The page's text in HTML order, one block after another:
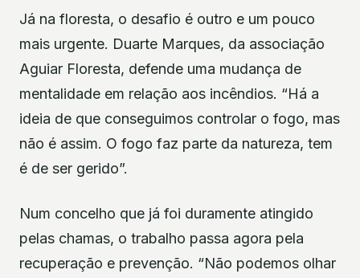
Já na floresta, o desafio é outro e um pouco
mais urgente. Duarte Marques, da associação
Aguiar Floresta, defende uma mudança de
mentalidade em relação aos incêndios. “Há a
ideia de que conseguimos controlar o fogo, mas
não é assim. O fogo faz parte da natureza, tem
é de ser gerido”.
Num concelho que já foi duramente atingido
pelas chamas, o trabalho passa agora pela
recuperação e prevenção. “Não podemos olhar